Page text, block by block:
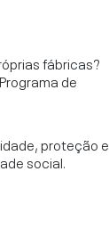
fábricas?
de
proteção e
social.